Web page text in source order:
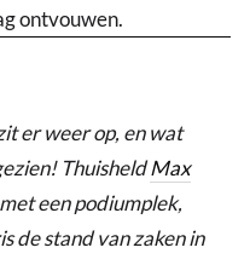
ontvouwen.
er weer op, en wat
ThuisheldMax
een podiumplek,
de stand van zaken in